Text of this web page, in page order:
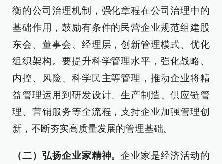
衡的公司治理机制，强化章程在公司治理中的
基础作用，鼓励有条件的民营企业规范组建股
东会、董事会、经理层，创新管理模式、优化
组织架构。要提升科学管理水平，强化战略、
内控、风险、科学民主等管理，推动企业将精
益管理运用到研发设计、生产制造、供应链管
理、营销服务等全流程，支持企业加强管理创
新，不断夯实高质量发展的管理基础。
（二）弘扬企业家精神。企业家是经济活动的